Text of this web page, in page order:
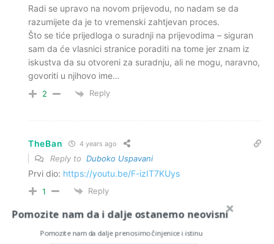
Radi se upravo na novom prijevodu, no nadam se da
razumijete da je to vremenski zahtjevan proces.
Što se tiće prijedloga o suradnji na prijevodima – siguran
sam da će vlasnici stranice poraditi na tome jer znam iz
iskustva da su otvoreni za suradnju, ali ne mogu, naravno,
govoriti u njihovo ime…
2 Reply
TheBan 4 years ago
Reply to Duboko Uspavani
Prvi dio: https://youtu.be/F-izIT7KUys
1 Reply
TheBan
Pomozite nam da i dalje ostanemo neovisni
Pomozite nam da dalje prenosimo činjenice i istinu